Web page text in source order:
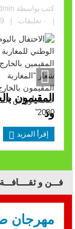
كتب بواسطة
|
٠ تعليقات | 9 مشاهدة
وذ
إقرأ المزيد
فـــن و ثقــــافـــة
مهرجان